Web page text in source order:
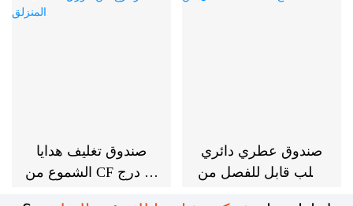
صندوق تغليف هدايا
الشموع من CF ذو درج
صندوق عطري دائري
صلب قابل للفصل من